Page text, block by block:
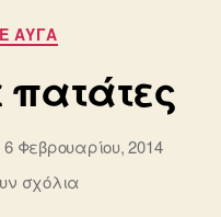
ΑΥΓΆ
6 Φεβρουαρίου, 2014
σχόλια